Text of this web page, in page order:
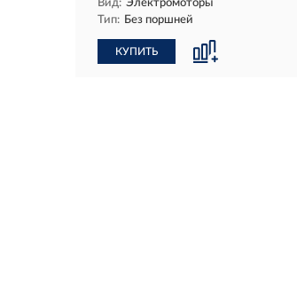
Вид: Электромоторы
Тип: Без поршней
КУПИТЬ